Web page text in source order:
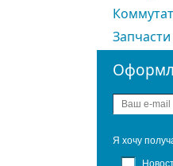
Я хочу